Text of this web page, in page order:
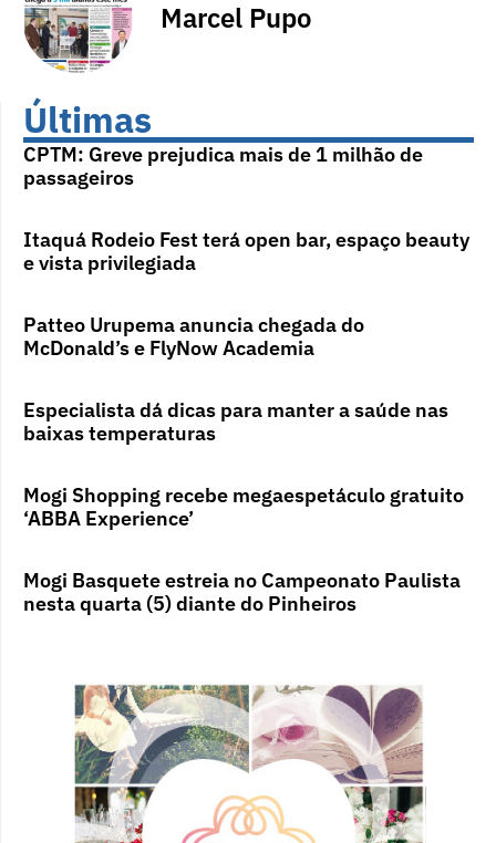
Marcel Pupo
Últimas
CPTM: Greve prejudica mais de 1 milhão de
passageiros
Itaquá Rodeio Fest terá open bar, espaço beauty
e vista privilegiada
Patteo Urupema anuncia chegada do
McDonald’s e FlyNow Academia
Especialista dá dicas para manter a saúde nas
baixas temperaturas
Mogi Shopping recebe megaespetáculo gratuito
‘ABBA Experience’
Mogi Basquete estreia no Campeonato Paulista
nesta quarta (5) diante do Pinheiros